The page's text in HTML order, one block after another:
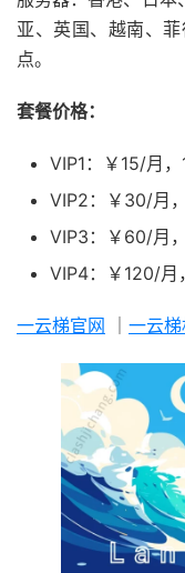
亚、英国、越南、
点。
套餐价格：
VIP1：￥15/月，
VIP2：￥30/月
VIP3：￥60/月
VIP4：￥120/月
一云梯官网 一云梯